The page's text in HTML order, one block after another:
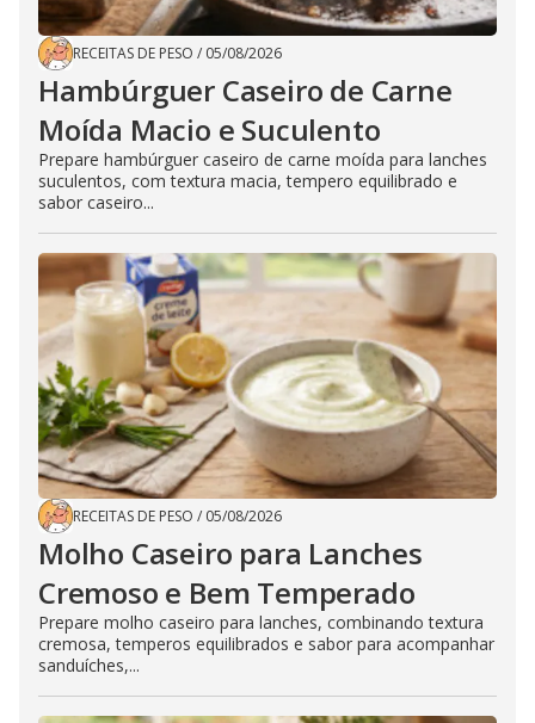
RECEITAS DE PESO / 05/08/2026
Hambúrguer Caseiro de Carne
Moída Macio e Suculento
Prepare hambúrguer caseiro de carne moída para lanches
suculentos, com textura macia, tempero equilibrado e
sabor caseiro...
RECEITAS DE PESO / 05/08/2026
Molho Caseiro para Lanches
Cremoso e Bem Temperado
Prepare molho caseiro para lanches, combinando textura
cremosa, temperos equilibrados e sabor para acompanhar
sanduíches,...